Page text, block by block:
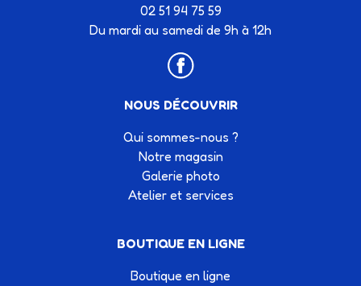
02 51 94 75 59
Du mardi au samedi de 9h à 12h
NOUS DÉCOUVRIR
Qui sommes-nous ?
Notre magasin
Galerie photo
Atelier et services
BOUTIQUE EN LIGNE
Boutique en ligne